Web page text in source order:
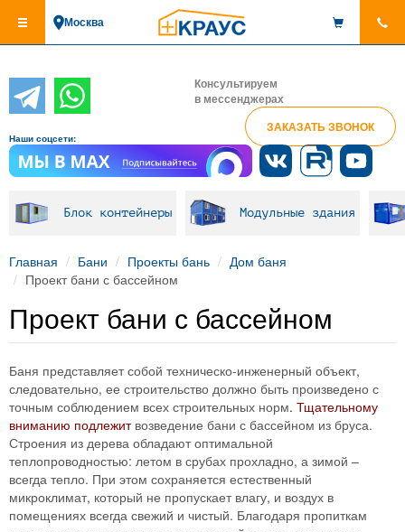
основному
Москва
Консультируем
в мессенджерах
ЗАКАЗАТЬ ЗВОНОК
Наши соцсети:
Блок контейнеры Модульные здания
Главная Бани Проекты бань
Дом баня
Проект бани с бассейном
Проект бани с бассейном
Баня представляет собой техническо-инженерный объект,
следовательно, ее строительство должно быть произведено с
точным соблюдением всех строительных норм. Тщательному
вниманию подлежит возведение бани с бассейном из бруса.
Строения из дерева обладают оптимальной
теплопроводностью: летом в срубах прохладно, а зимой –
всегда тепло. При этом сохраняется естественный
микроклимат, который не пропускает влагу, и воздух в
помещениях всегда свежий и чистый. Благодаря пропиткам